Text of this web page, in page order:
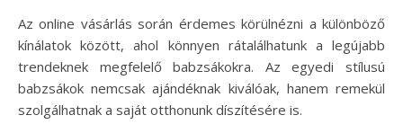
Az online vásárlás során érdemes körülnézni a különböző
kínálatok között, ahol könnyen rátalálhatunk a legújabb
trendeknek megfelelő babzsákokra. Az egyedi stílusú
babzsákok nemcsak ajándéknak kiválóak, hanem remekül
szolgálhatnak a saját otthonunk díszítésére is.